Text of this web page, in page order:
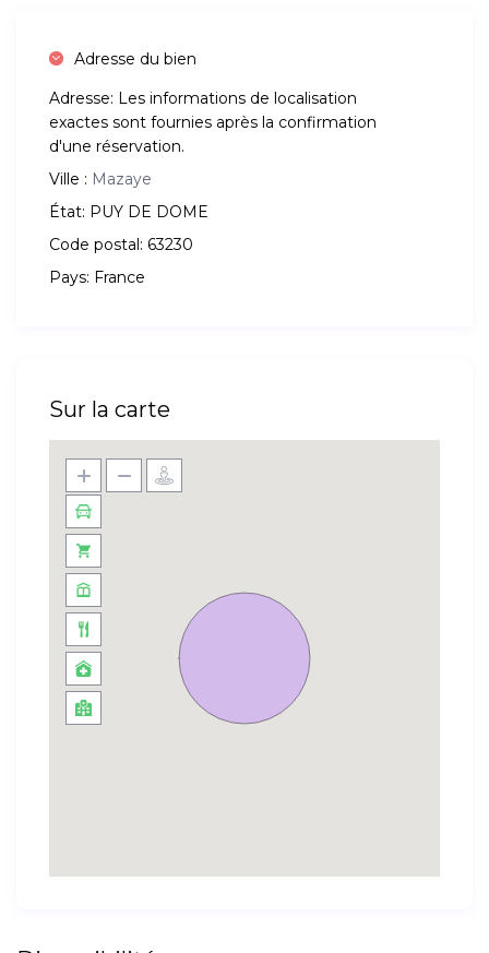
Adresse du bien
Adresse: Les informations de localisation
exactes sont fournies après la confirmation
d'une réservation.
Ville : Mazaye
État: PUY DE DOME
Code postal: 63230
Pays: France
Sur la carte